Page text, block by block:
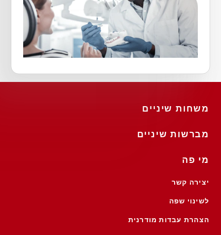
משחות שיניים
מברשות שיניים
מי פה
יצירה קשר
לשינוי שפה
הצהרת עבדות מודרנית